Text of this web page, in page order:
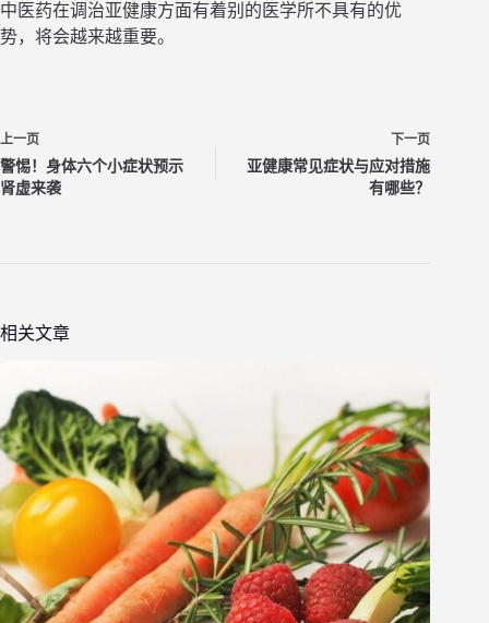
中医药在调治亚健康方面有着别的医学所不具有的优
势，将会越来越重要。
上一页
警惕！身体六个小症状预示
肾虚来袭
下一页
亚健康常见症状与应对措施
有哪些？
相关文章